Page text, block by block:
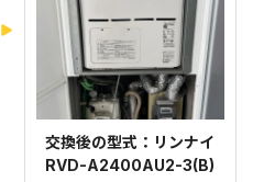
交換後の型式：リンナイ
RVD-A2400AU2-3(B)